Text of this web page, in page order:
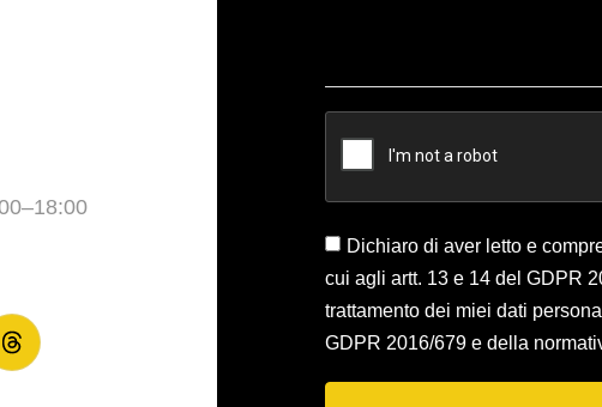
Dichiaro di aver letto e
cui agli artt. 13 e 14 del GDPR
trattamento dei miei dati
GDPR 2016/679 e della